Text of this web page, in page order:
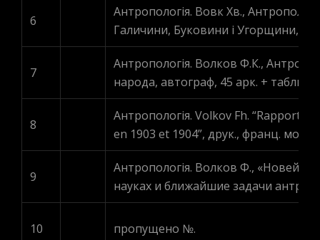
6
Антропологія. Вовк Хв.,
Галичини, Буковини і Угорщини,
7
Антропологія. Волков Ф.К.,
народа, автограф, 45 арк. + таблиці
8
Антропологія. Volkov Fh. “Rapport
en 1903 et 1904”, друк., франц. мова,
9
Антропологія. Волков Ф.,
науках и ближайшие задачи
10 пропущено №.